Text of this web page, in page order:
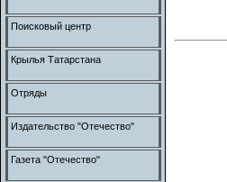
Поисковый центр
Крылья Татарстана
Отряды
Издательство "Отечество"
Газета "Отечество"